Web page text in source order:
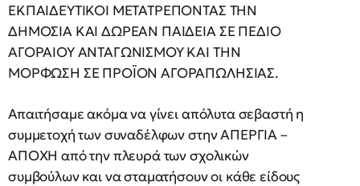
ΕΚΠΑΙΔΕΥΤΙΚΟΙ ΜΕΤΑΤΡΕΠΟΝΤΑΣ ΤΗΝ
ΔΗΜΟΣΙΑ ΚΑΙ ΔΩΡΕΑΝ ΠΑΙΔΕΙΑ ΣΕ ΠΕΔΙΟ
ΑΓΟΡΑΙΟΥ ΑΝΤΑΓΩΝΙΣΜΟΥ ΚΑΙ ΤΗΝ
ΜΟΡΦΩΣΗ ΣΕ ΠΡΟΪΟΝ ΑΓΟΡΑΠΩΛΗΣΙΑΣ.
Απαιτήσαμε ακόμα να γίνει απόλυτα σεβαστή η
συμμετοχή των συναδέλφων στην ΑΠΕΡΓΙΑ –
ΑΠΟΧΗ από την πλευρά των σχολικών
συμβούλων και να σταματήσουν οι κάθε είδους